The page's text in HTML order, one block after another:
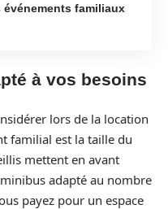
familiaux
à vos besoins
lors de la location
familial est la taille du
mettent en avant
adapté au nombre
payez pour un espace